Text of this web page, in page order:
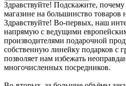
Здравствуйте! Подскажите,
магазине на большинство товаров
Здравствуйте! Во-первых, наш
напрямую с ведущими
производителями подарочной
собственную линейку подарков с
позволяет нам избежать
многочисленных посредников.